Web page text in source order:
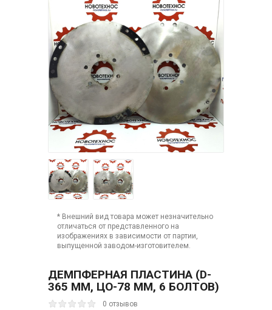
* Внешний вид товара может незначительно
отличаться от представленного на
изображениях в зависимости от партии,
выпущенной заводом-изготовителем.
ДЕМПФЕРНАЯ ПЛАСТИНА (D-
365 ММ, ЦО-78 ММ, 6 БОЛТОВ)
0 отзывов